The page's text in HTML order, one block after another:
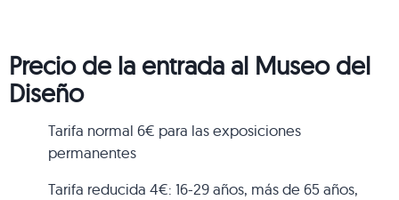
Precio de la entrada al Museo del
Diseño
Tarifa normal 6€ para las exposiciones
permanentes
Tarifa reducida 4€: 16-29 años, más de 65 años,